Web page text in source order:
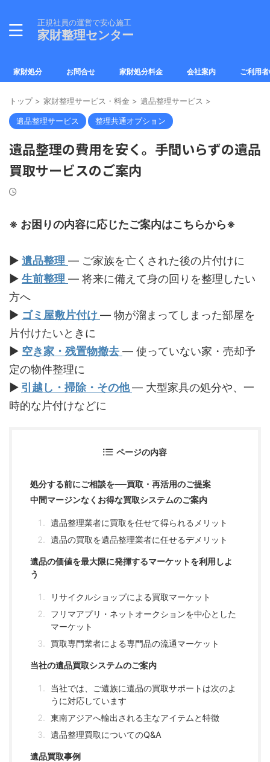
正規社員の運営で安心施工
家財整理センター
家財処分 お問合せ 家財処分料金 会社案内 ご利用
トップ > 家財整理サービス・料金 > 遺品整理サービス >
遺品整理サービス 整理共通オプション
遺品整理の費用を安く。手間いらずの遺品
買取サービスのご案内
※ お困りの内容に応じたご案内はこちらから※
▶︎ 遺品整理 — ご家族を亡くされた後の片付けに
▶︎ 生前整理 — 将来に備えて身の回りを整理したい
方へ
▶︎ ゴミ屋敷片付け— 物が溜まってしまった部屋を
片付けたいときに
▶︎ 空き家・残置物撤去 — 使っていない家・売却予
定の物件整理に
▶︎ 引越し・掃除・その他— 大型家具の処分や、一
時的な片付けなどに
ページの内容
処分する前にご相談を──買取・再活用のご提案
中間マージンなくお得な買取システムのご案内
遺品整理業者に買取を任せて得られるメリット
遺品の買取を遺品整理業者に任せるデメリット
遺品の価値を最大限に発揮するマーケットを利用しよ
う
リサイクルショップによる買取マーケット
フリマアプリ・ネットオークションを中心とした
マーケット
買取専門業者による専門品の流通マーケット
当社の遺品買取システムのご案内
当社では、ご遺族に遺品の買取サポートは次のよ
うに対応しています
東南アジアへ輸出される主なアイテムと特徴
遺品整理買取についてのQ&A
遺品買取事例